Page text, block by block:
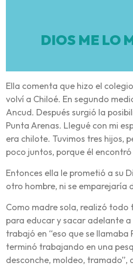
DIOS ME LO
Ella comenta que hizo el
volví a Chiloé. En segundo
Ancud. Después surgió la
Punta Arenas. Llegué con mi
era chilote. Tuvimos tres hijos,
poco juntos, porque él
Entonces ella le prometió a su
otro hombre, ni se emparejaría
Como madre sola, realizó todo
para educar y sacar adelante a
trabajó en “eso que se llamaba
terminó trabajando en una
desconche, moldeo, tramado”,